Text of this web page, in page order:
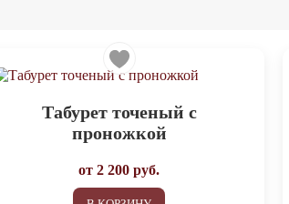
Табурет точеный с
проножкой
от2 200 руб.